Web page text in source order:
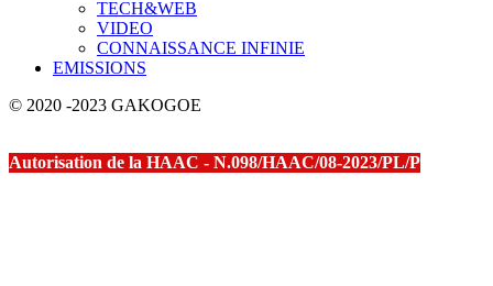
TECH&WEB
VIDEO
CONNAISSANCE INFINIE
EMISSIONS
© 2020 -2023 GAKOGOE
Autorisation de la HAAC - N.098/HAAC/08-2023/PL/P